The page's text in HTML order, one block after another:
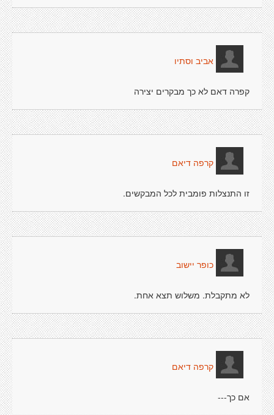
אביב וסתיו
קפרה דאם לא כך מבקרים יצירה
קרפה דיאם
זו התנצלות פומבית לכל המבקשים.
כופר יישוב
לא מתקבלת. משלוש תצא אחת.
קרפה דיאם
אם כך---